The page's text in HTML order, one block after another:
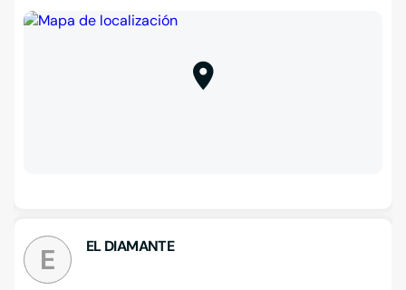
E EL DIAMANTE